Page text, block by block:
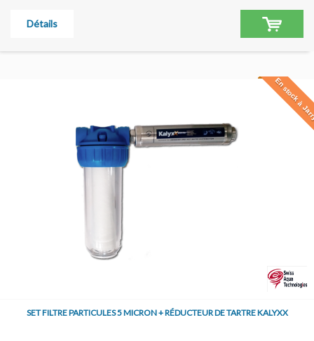
Détails
En stock à
SET FILTRE PARTICULES 5 MICRON + RÉDUCTEUR DE TARTRE KALYXX